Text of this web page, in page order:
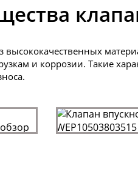
высококачественных
и коррозии. Такие